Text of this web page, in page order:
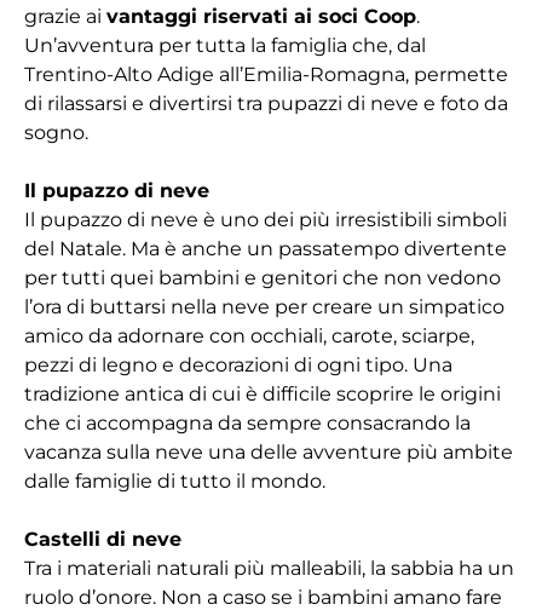
grazie ai vantaggi riservati ai soci Coop.
Un’avventura per tutta la famiglia che, dal
Trentino-Alto Adige all’Emilia-Romagna, permette
di rilassarsi e divertirsi tra pupazzi di neve e foto da
sogno.
Il pupazzo di neve
Il pupazzo di neve è uno dei più irresistibili simboli
del Natale. Ma è anche un passatempo divertente
per tutti quei bambini e genitori che non vedono
l’ora di buttarsi nella neve per creare un simpatico
amico da adornare con occhiali, carote, sciarpe,
pezzi di legno e decorazioni di ogni tipo. Una
tradizione antica di cui è difficile scoprire le origini
che ci accompagna da sempre consacrando la
vacanza sulla neve una delle avventure più ambite
dalle famiglie di tutto il mondo.
Castelli di neve
Tra i materiali naturali più malleabili, la sabbia ha un
ruolo d’onore. Non a caso se i bambini amano fare